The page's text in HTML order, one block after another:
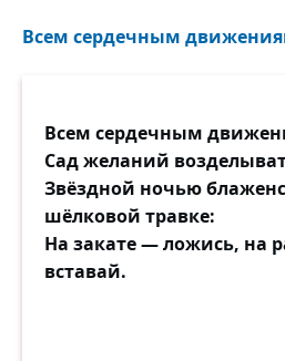
Всем сердечным
Всем сердечным
Сад желаний
Звёздной ночью
шёлковой травке:
На закате — ложись, на
вставай.